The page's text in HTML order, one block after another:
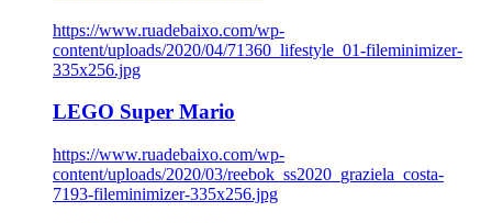
https://www.ruadebaixo.com/wp-
content/uploads/2020/04/71360_lifestyle_01-fileminimizer-
335x256.jpg
LEGO Super Mario
https://www.ruadebaixo.com/wp-
content/uploads/2020/03/reebok_ss2020_graziela_costa-
7193-fileminimizer-335x256.jpg